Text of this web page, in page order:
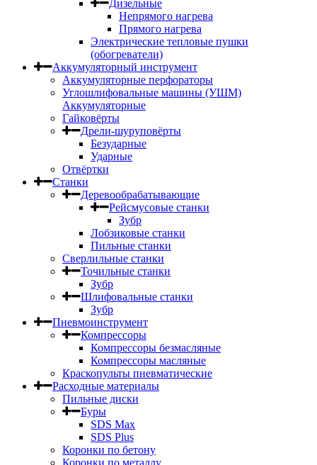
Дизельные
Непрямого нагрева
Прямого нагрева
Электрические тепловые пушки
(обогреватели)
Аккумуляторный инструмент
Аккумуляторные перфораторы
Углошлифовальные машины (УШМ)
Аккумуляторные
Гайковёрты
Дрели-шуруповёрты
Безударные
Ударные
Отвёртки
Станки
Деревообрабатывающие
Рейсмусовые станки
Зубр
Лобзиковые станки
Пильные станки
Сверлильные станки
Точильные станки
Зубр
Шлифовальные станки
Зубр
Пневмоинструмент
Компрессоры
Компрессоры безмасляные
Компрессоры масляные
Краскопульты пневматические
Расходные материалы
Пильные диски
Буры
SDS Max
SDS Plus
Коронки по бетону
Коронки по металлу